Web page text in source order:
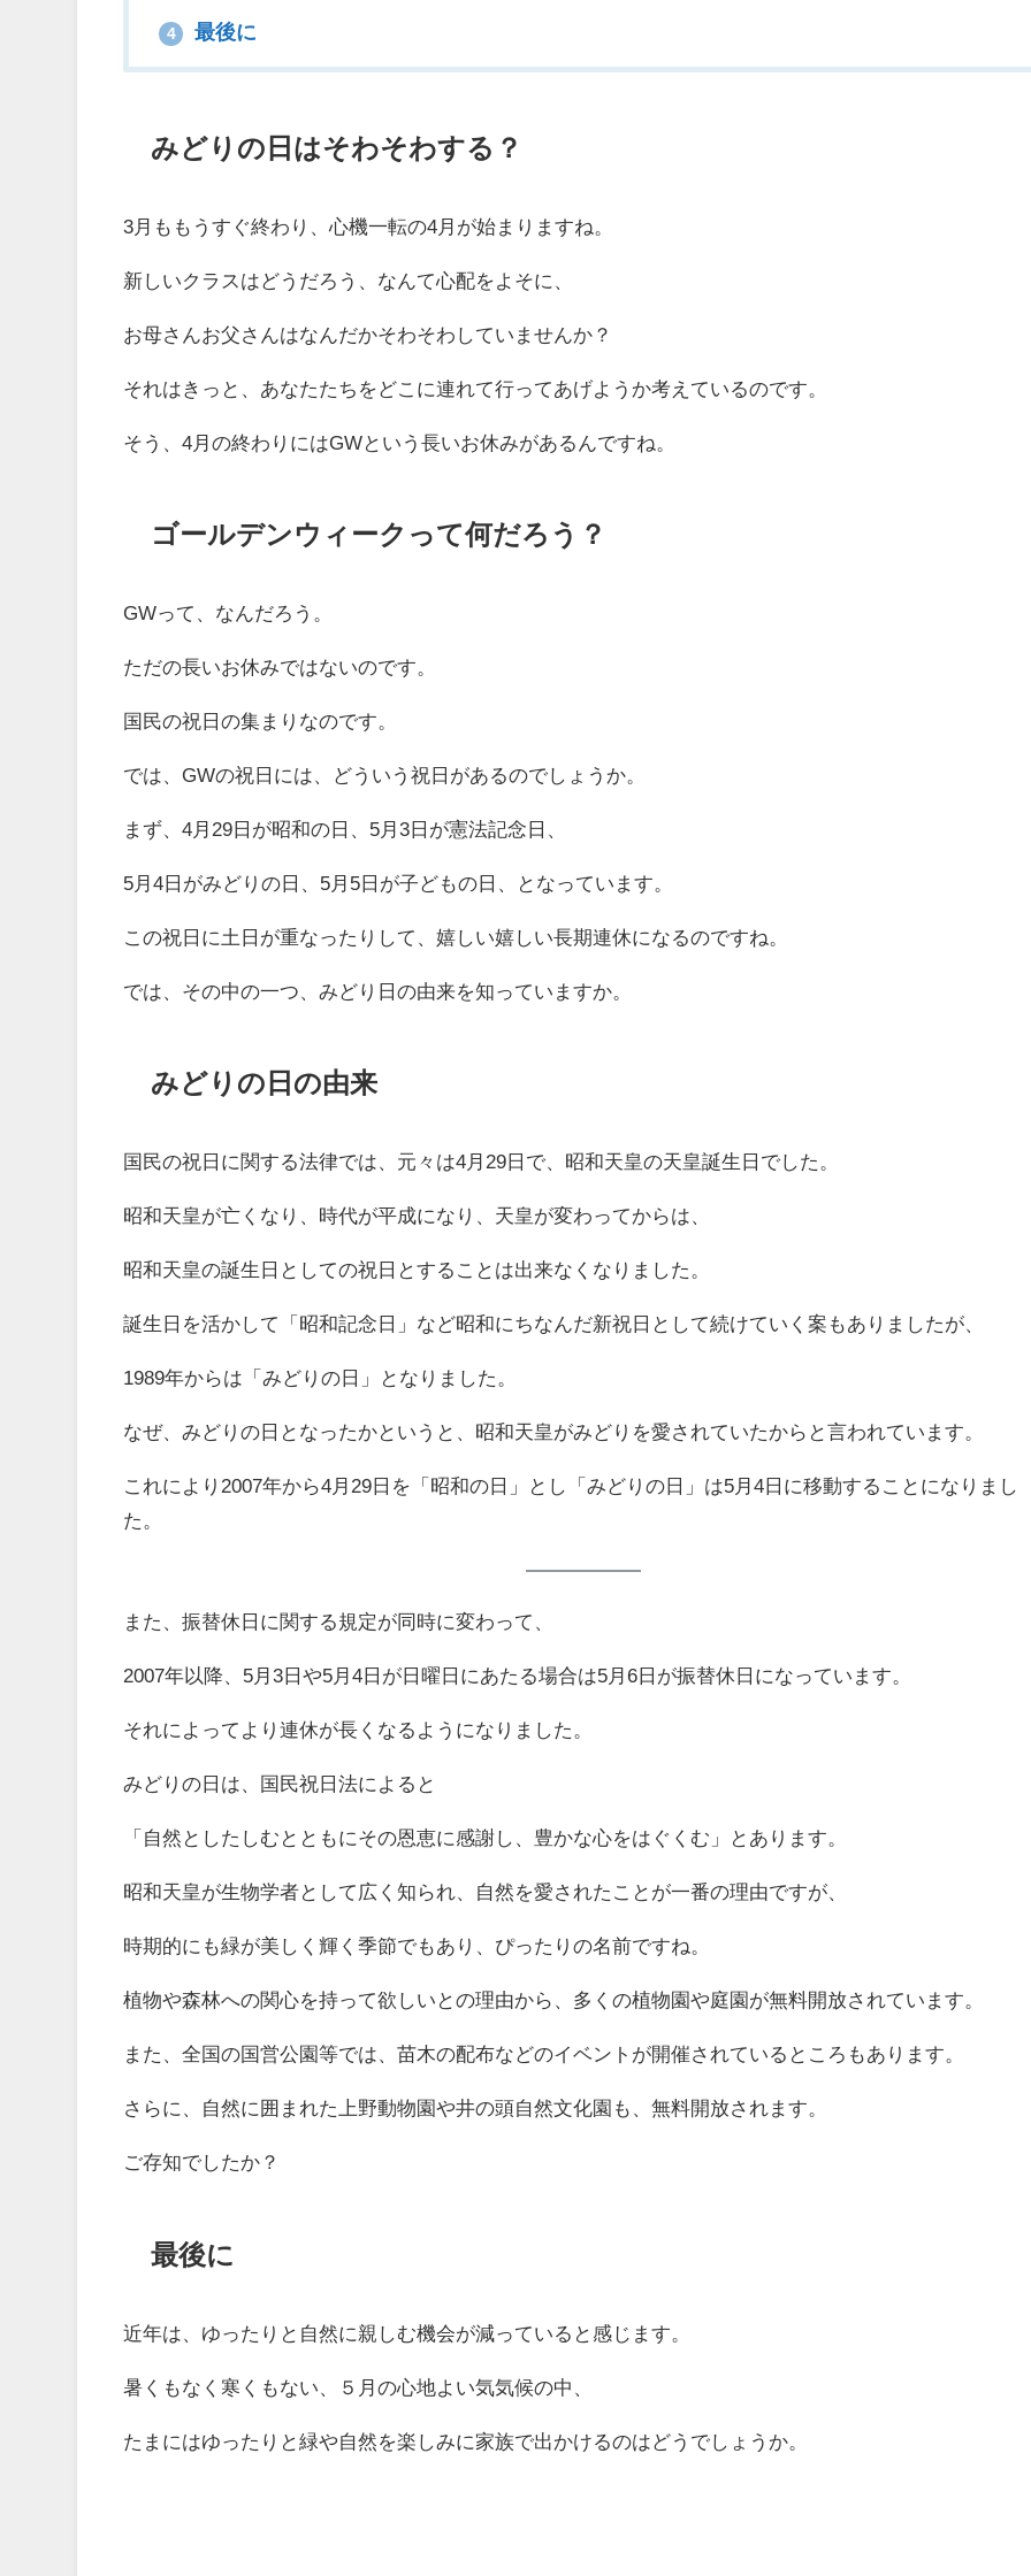
4 最後に
みどりの日はそわそわする？
3月ももうすぐ終わり、心機一転の4月が始まりますね。
新しいクラスはどうだろう、なんて心配をよそに、
お母さんお父さんはなんだかそわそわしていませんか？
それはきっと、あなたたちをどこに連れて行ってあげようか考えているのです。
そう、4月の終わりにはGWという長いお休みがあるんですね。
ゴールデンウィークって何だろう？
GWって、なんだろう。
ただの長いお休みではないのです。
国民の祝日の集まりなのです。
では、GWの祝日には、どういう祝日があるのでしょうか。
まず、4月29日が昭和の日、5月3日が憲法記念日、
5月4日がみどりの日、5月5日が子どもの日、となっています。
この祝日に土日が重なったりして、嬉しい嬉しい長期連休になるのですね。
では、その中の一つ、みどり日の由来を知っていますか。
みどりの日の由来
国民の祝日に関する法律では、元々は4月29日で、昭和天皇の天皇誕生日でした。
昭和天皇が亡くなり、時代が平成になり、天皇が変わってからは、
昭和天皇の誕生日としての祝日とすることは出来なくなりました。
誕生日を活かして「昭和記念日」など昭和にちなんだ新祝日として続けていく案もありましたが、
1989年からは「みどりの日」となりました。
なぜ、みどりの日となったかというと、昭和天皇がみどりを愛されていたからと言われています。
これにより2007年から4月29日を「昭和の日」とし「みどりの日」は5月4日に移動することになりまし
た。
また、振替休日に関する規定が同時に変わって、
2007年以降、5月3日や5月4日が日曜日にあたる場合は5月6日が振替休日になっています。
それによってより連休が長くなるようになりました。
みどりの日は、国民祝日法によると
「自然としたしむとともにその恩恵に感謝し、豊かな心をはぐくむ」とあります。
昭和天皇が生物学者として広く知られ、自然を愛されたことが一番の理由ですが、
時期的にも緑が美しく輝く季節でもあり、ぴったりの名前ですね。
植物や森林への関心を持って欲しいとの理由から、多くの植物園や庭園が無料開放されています。
また、全国の国営公園等では、苗木の配布などのイベントが開催されているところもあります。
さらに、自然に囲まれた上野動物園や井の頭自然文化園も、無料開放されます。
ご存知でしたか？
最後に
近年は、ゆったりと自然に親しむ機会が減っていると感じます。
暑くもなく寒くもない、５月の心地よい気気候の中、
たまにはゆったりと緑や自然を楽しみに家族で出かけるのはどうでしょうか。